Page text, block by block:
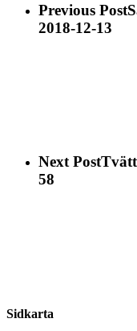
Previous Post
2018-12-13
Next Post
58
Share
Sidkarta